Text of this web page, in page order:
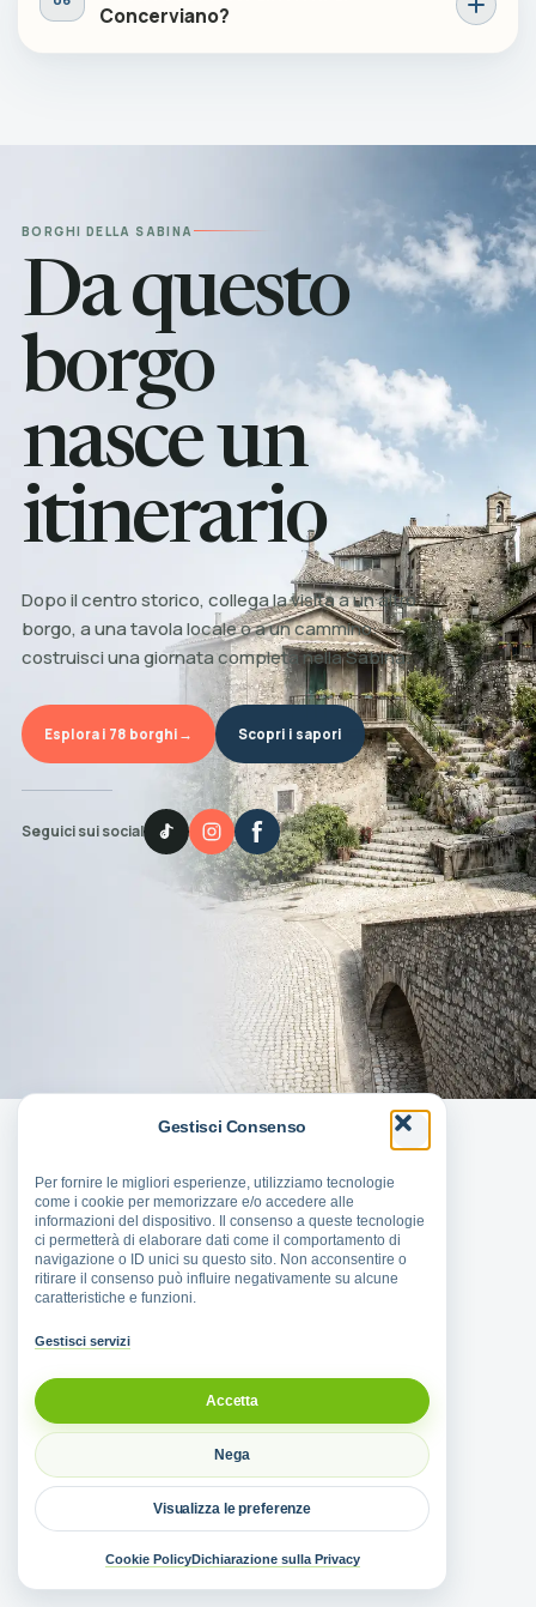
Gestisci Consenso
Per fornire le migliori esperienze, utilizziamo tecnologie
come i cookie per memorizzare e/o accedere alle
informazioni del dispositivo. Il consenso a queste tecnologie
ci permetterà di elaborare dati come il comportamento di
navigazione o ID unici su questo sito. Non acconsentire o
ritirare il consenso può influire negativamente su alcune
caratteristiche e funzioni.
Gestisci servizi
Accetta
Nega
Visualizza le preferenze
Cookie PolicyDichiarazione sulla Privacy
Concerviano?
BORGHI DELLA SABINA
Da questo
borgo
nasce un
itinerario
Dopo il centro storico, collega la visita a un altro
borgo, a una tavola locale o a un cammino:
costruisci una giornata completa nella Sabina.
Esplora i 78 borghi → Scopri i sapori
Seguici sui social